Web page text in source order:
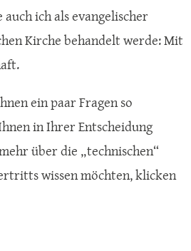
ich als evangelischer
Kirche behandelt werde: Mit
ein paar Fragen so
in Ihrer Entscheidung
über die „technischen“
wissen möchten, klicken